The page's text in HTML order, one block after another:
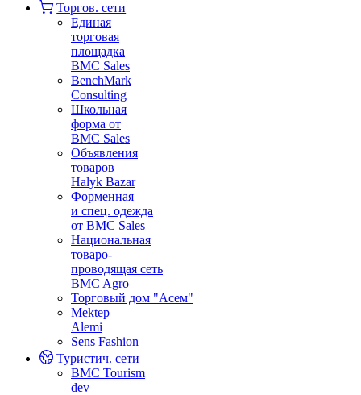
Торгов. сети
Единая
торговая
площадка
BMC Sales
BenchMark
Consulting
Школьная
форма от
BMC Sales
Объявления
товаров
Halyk Bazar
Форменная
и спец. одежда
от BMC Sales
Национальная
товаро-
проводящая сеть
BMC Agro
Торговый дом "Асем"
Mektep
Alemi
Sens Fashion
Туристич. сети
BMC Tourism
dev